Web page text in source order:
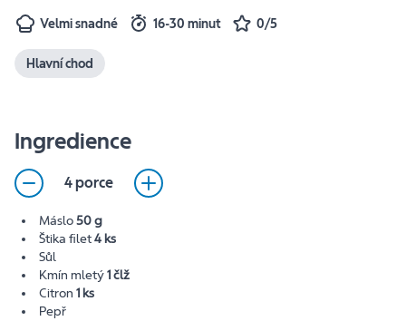
Velmi snadné 16-30 minut 0/5
Hlavní chod
Ingredience
4 porce
Máslo50 g
Štika filet4 ks
Sůl
Kmín mletý1 člž
Citron 1 ks
Pepř